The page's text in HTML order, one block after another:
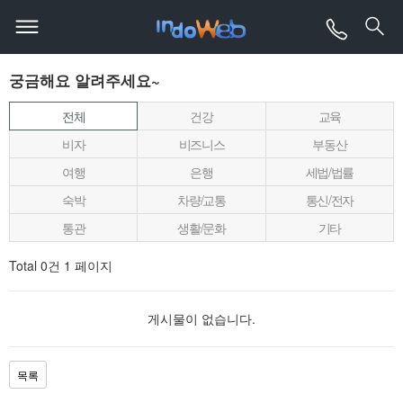
궁금해요 알려주세요~
전체 건강
교육
비자
비즈니스
부동산
여행
은행
세법/법률
숙박
차량/교통
통신/전자
통관
생활/문화 기타
Total 0건 1 페이지
게시물이 없습니다.
목록